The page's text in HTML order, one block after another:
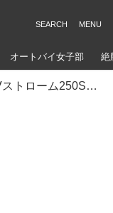
オートバイ女子部 絶
スズキ「Vストローム250SX」インプレ｜高速道路・街中・峠道・ダートでテスト！ オン＆オフロードの走行性能を徹底レビュー